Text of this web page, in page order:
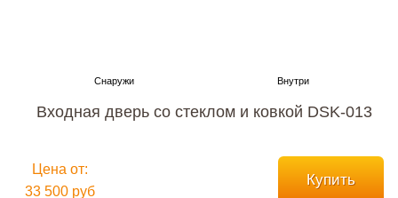
Входная дверь со стеклом и ковкой DSK-013
Цена от:
33 500 руб
Купить